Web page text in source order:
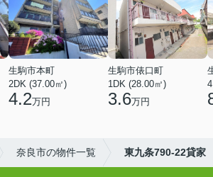
生駒市本町
2DK (37.00㎡)
4.2万円
生駒市俵口町
1DK (28.00㎡)
3.6万円
奈良市の物件一覧 東九条790-22貸家